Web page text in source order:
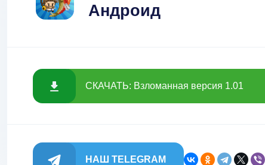
Андроид
СКАЧАТЬ: Взломанная версия 1.01
НАШ TELEGRAM